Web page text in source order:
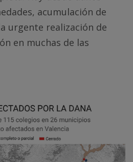
acumulación de
urgente realización de
en muchas de las